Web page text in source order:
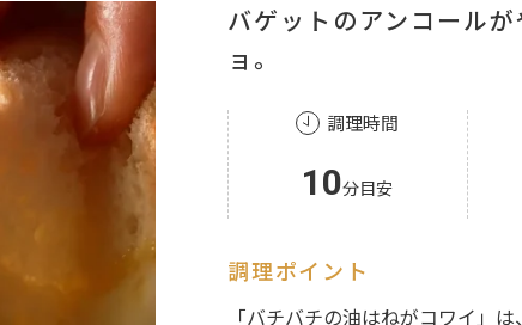
バゲットのアンコール
ョ。
調理時間
10分目安
調理ポイント
「バチバチの油はねがコワイ」